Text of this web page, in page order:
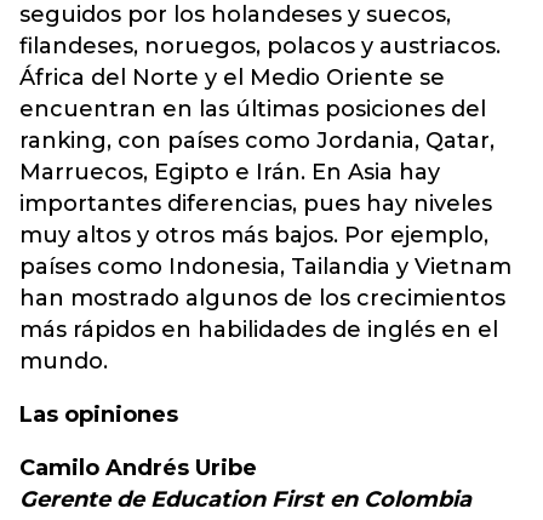
seguidos por los holandeses y suecos,
filandeses, noruegos, polacos y austriacos.
África del Norte y el Medio Oriente se
encuentran en las últimas posiciones del
ranking, con países como Jordania, Qatar,
Marruecos, Egipto e Irán. En Asia hay
importantes diferencias, pues hay niveles
muy altos y otros más bajos. Por ejemplo,
países como Indonesia, Tailandia y Vietnam
han mostrado algunos de los crecimientos
más rápidos en habilidades de inglés en el
mundo.
Las opiniones
Camilo Andrés Uribe
Gerente de Education First en Colombia